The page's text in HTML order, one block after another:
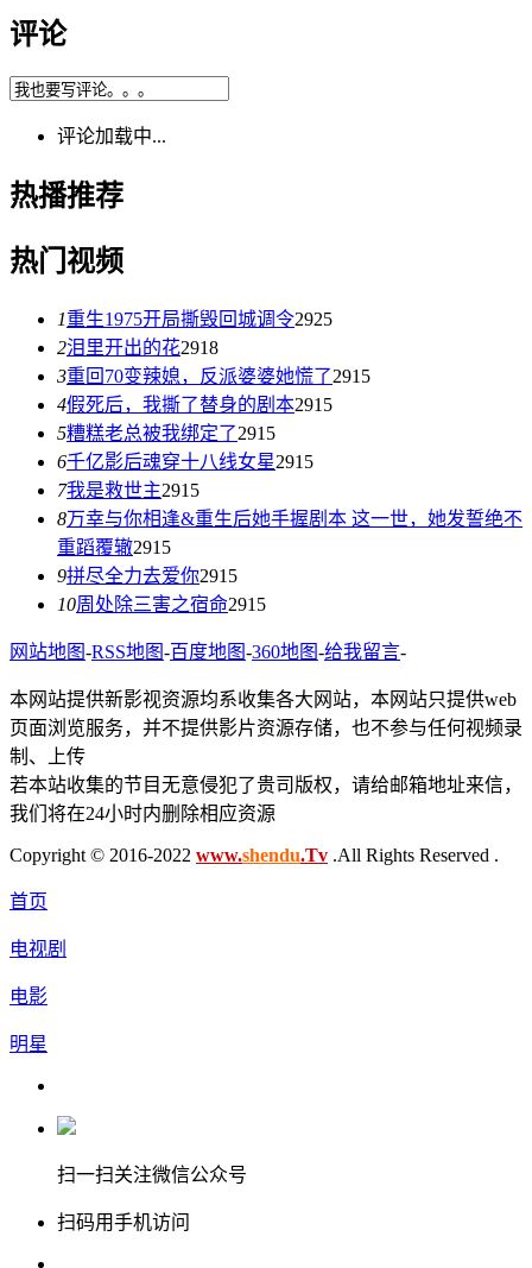
评论
评论加载中...
热播推荐
热门视频
1重生1975开局撕毁回城调令2925
2泪里开出的花2918
3重回70变辣媳，反派婆婆她慌了2915
4假死后，我撕了替身的剧本2915
5糟糕老总被我绑定了2915
6千亿影后魂穿十八线女星2915
7我是救世主2915
8万幸与你相逢&重生后她手握剧本 这一世，她发誓绝不
重蹈覆辙2915
9拼尽全力去爱你2915
10周处除三害之宿命2915
网站地图-RSS地图-百度地图-360地图-给我留言-
本网站提供新影视资源均系收集各大网站，本网站只提供web
页面浏览服务，并不提供影片资源存储，也不参与任何视频录
制、上传
若本站收集的节目无意侵犯了贵司版权，请给邮箱地址来信，
我们将在24小时内删除相应资源
Copyright © 2016-2022 www.shendu.Tv .All Rights Reserved .
首页
电视剧
电影
明星
扫一扫关注微信公众号
扫码用手机访问